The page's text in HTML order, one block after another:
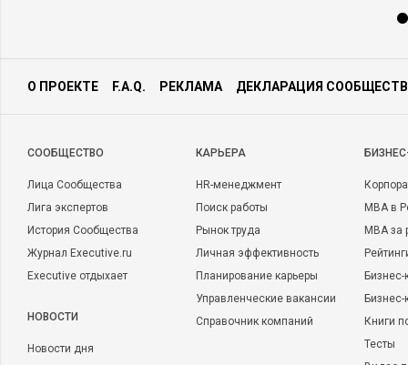
О ПРОЕКТЕ F.A.Q. РЕКЛАМА ДЕКЛАРАЦИЯ
CООБЩЕСТВО
Лица Сообщества
Лига экспертов
История Сообщества
Журнал Executive.ru
Executive отдыхает
НОВОСТИ
Новости дня
КАРЬЕРА
HR-менеджмент
Поиск работы
Рынок труда
Личная эффективность
Планирование карьеры
Управленческие вакансии
Справочник компаний
MBA в
MBA
Бизнес-
Книги
Тесты